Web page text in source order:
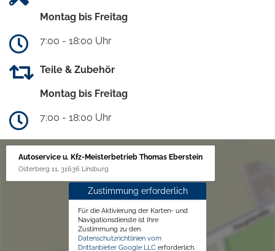
Montag bis Freitag
7:00 - 18:00 Uhr
Teile & Zubehör
Montag bis Freitag
7:00 - 18:00 Uhr
Autoservice u. Kfz-Meisterbetrieb Thomas Eberstein
Osterberg 11, 31636 Linsburg
Zustimmung erforderlich
Für die Aktivierung der Karten- und
Navigationsdienste ist Ihre
Zustimmung zu den
Datenschutzrichtlinien vom
Drittanbieter Google LLC erforderlich.